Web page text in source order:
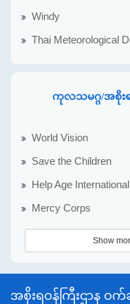
Windy
Thai Meteorological
ကုလသမဂ္ဂ/အစိုး
World Vision
Save the Children
Help Age
Mercy Corps
Show
အစိုးရဝန်ကြီးဌာန ဝက်